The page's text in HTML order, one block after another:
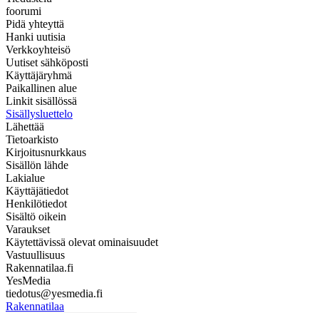
foorumi
Pidä yhteyttä
Hanki uutisia
Verkkoyhteisö
Uutiset sähköposti
Käyttäjäryhmä
Paikallinen alue
Linkit sisällössä
Sisällysluettelo
Lähettää
Tietoarkisto
Kirjoitusnurkkaus
Sisällön lähde
Lakialue
Käyttäjätiedot
Henkilötiedot
Sisältö oikein
Varaukset
Käytettävissä olevat ominaisuudet
Vastuullisuus
Rakennatilaa.fi
YesMedia
tiedotus@yesmedia.fi
Rakennatilaa